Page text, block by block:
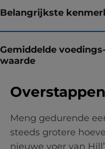
Belangrijkste
Gemiddelde
waarde
Meng gedurende
steeds grotere
nieuwe voer van